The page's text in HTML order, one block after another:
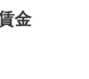
金